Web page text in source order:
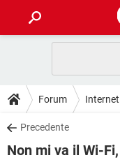
INTRATTENIMENTO
iOS
INSTAGRAM
GUIDE
COVID-19
DOWNLOAD
COVID-19
Forum Internet
Precedente
Non mi va il Wi-